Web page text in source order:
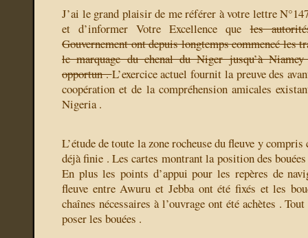
J’ai le grand plaisir de me référer à votre lettre
et d’informer Votre Excellence queles
Gouvernement ont depuis longtemps commencé les
le marquage du chenal du Niger jusqu’à
opportun .L’exercice actuel fournit la preuve des
coopération et de la compréhension amicales
Nigeria .
L’étude de toute la zone rocheuse du fleuve y
déjà finie . Les cartes montrant la position des
En plus les points d’appui pour les repères de
fleuve entre Awuru et Jebba ont été fixés et les
chaînes nécessaires à l’ouvrage ont été achètes .
poser les bouées .